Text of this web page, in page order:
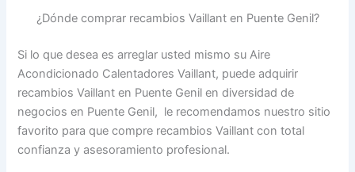
¿Dónde comprar recambios Vaillant en Puente Genil?
Si lo que desea es arreglar usted mismo su Aire
Acondicionado Calentadores Vaillant, puede adquirir
recambios Vaillant en Puente Genil en diversidad de
negocios en Puente Genil, le recomendamos nuestro sitio
favorito para que compre recambios Vaillant con total
confianza y asesoramiento profesional.